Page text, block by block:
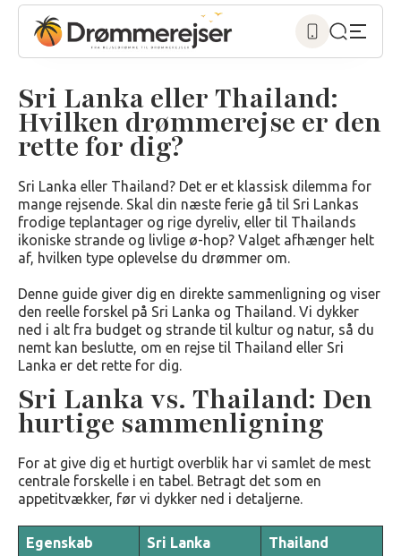
Sri Lanka eller Thailand:
Hvilken drømmerejse er den
rette for dig?
Sri Lanka eller Thailand? Det er et klassisk dilemma for
mange rejsende. Skal din næste ferie gå til Sri Lankas
frodige teplantager og rige dyreliv, eller til Thailands
ikoniske strande og livlige ø-hop? Valget afhænger helt
af, hvilken type oplevelse du drømmer om.
Denne guide giver dig en direkte sammenligning og viser
den reelle forskel på Sri Lanka og Thailand. Vi dykker
ned i alt fra budget og strande til kultur og natur, så du
nemt kan beslutte, om en rejse til Thailand eller Sri
Lanka er det rette for dig.
Sri Lanka vs. Thailand: Den
hurtige sammenligning
For at give dig et hurtigt overblik har vi samlet de mest
centrale forskelle i en tabel. Betragt det som en
appetitvækker, før vi dykker ned i detaljerne.
Egenskab Sri Lanka Thailand